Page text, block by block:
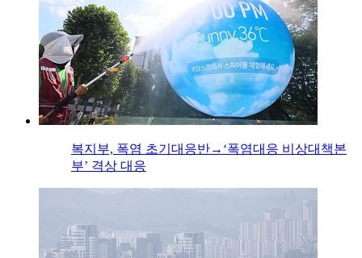
복지부, 폭염 초기대응반→‘폭염대응 비상대책본
부’ 격상 대응